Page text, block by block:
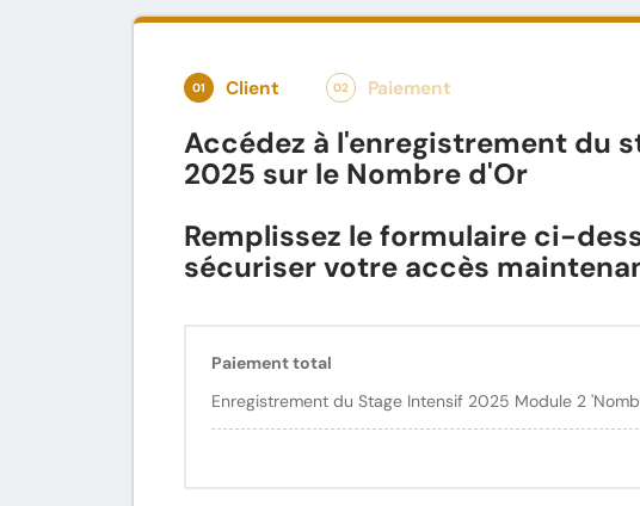
01 Client 02 Paiement
Accédez à l'enregistrement du
2025 sur le Nombre d'Or
Remplissez le formulaire ci-
sécuriser votre accès
Paiement total
Enregistrement du Stage Intensif 2025 Module 2